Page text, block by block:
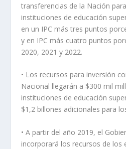
transferencias de la Nación
instituciones de educación
en un IPC más tres puntos
y en IPC más cuatro puntos
2020, 2021 y 2022.
• Los recursos para inversión
Nacional llegarán a $300 mil
instituciones de educación
$1,2 billones adicionales para
• A partir del año 2019, el
incorporará los recursos de los